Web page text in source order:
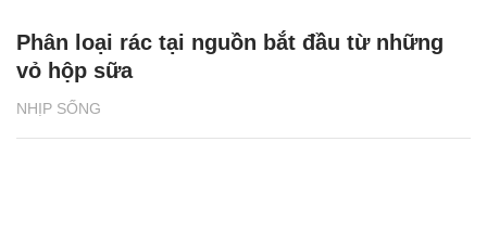
NHỊP SỐNG
Phân loại rác tại nguồn bắt đầu từ những
vỏ hộp sữa